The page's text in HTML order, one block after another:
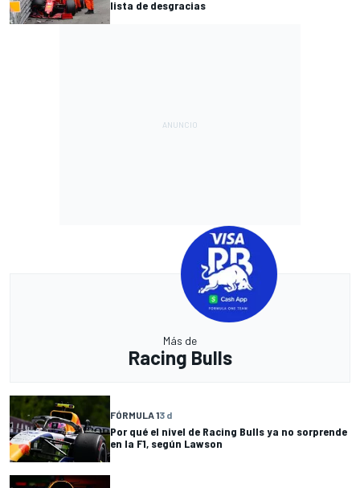
lista de desgracias
Más de
Racing Bulls
FÓRMULA 13 d
Por qué el nivel de Racing Bulls ya no sorprende
en la F1, según Lawson